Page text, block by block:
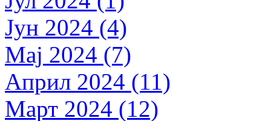
Јун 2024 (4)
Мај 2024 (7)
Април 2024 (11)
Март 2024 (12)